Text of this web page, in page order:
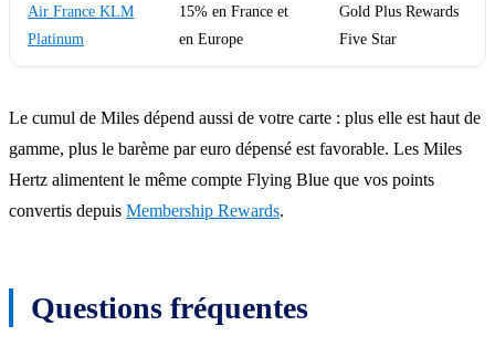
Air France KLM
Platinum
15% en France et
en Europe
Gold Plus Rewards
Five Star
Le cumul de Miles dépend aussi de votre carte : plus elle est haut de
gamme, plus le barème par euro dépensé est favorable. Les Miles
Hertz alimentent le même compte Flying Blue que vos points
convertis depuis Membership Rewards.
Questions fréquentes